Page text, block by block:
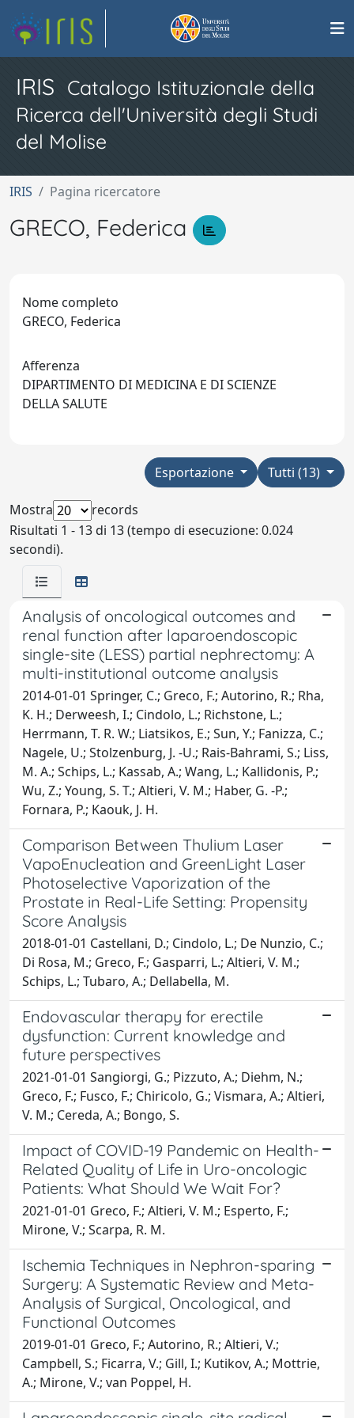
IRIS Catalogo Istituzionale della
Ricerca dell'Università degli Studi
del Molise
IRIS Pagina ricercatore
GRECO, Federica
Nome completo
GRECO, Federica
Afferenza
DIPARTIMENTO DI MEDICINA E DI SCIENZE
DELLA SALUTE
Tutti (13)
Esportazione
Mostra
records
Risultati 1 - 13 di 13 (tempo di esecuzione: 0.024
secondi).
Analysis of oncological outcomes and
renal function after laparoendoscopic
single-site (LESS) partial nephrectomy: A
multi-institutional outcome analysis
2014-01-01 Springer, C.; Greco, F.; Autorino, R.; Rha,
K. H.; Derweesh, I.; Cindolo, L.; Richstone, L.;
Herrmann, T. R. W.; Liatsikos, E.; Sun, Y.; Fanizza, C.;
Nagele, U.; Stolzenburg, J. -U.; Rais-Bahrami, S.; Liss,
M. A.; Schips, L.; Kassab, A.; Wang, L.; Kallidonis, P.;
Wu, Z.; Young, S. T.; Altieri, V. M.; Haber, G. -P.;
Fornara, P.; Kaouk, J. H.
Comparison Between Thulium Laser
VapoEnucleation and GreenLight Laser
Photoselective Vaporization of the
Prostate in Real-Life Setting: Propensity
Score Analysis
2018-01-01 Castellani, D.; Cindolo, L.; De Nunzio, C.;
Di Rosa, M.; Greco, F.; Gasparri, L.; Altieri, V. M.;
Schips, L.; Tubaro, A.; Dellabella, M.
Endovascular therapy for erectile
dysfunction: Current knowledge and
future perspectives
2021-01-01 Sangiorgi, G.; Pizzuto, A.; Diehm, N.;
Greco, F.; Fusco, F.; Chiricolo, G.; Vismara, A.; Altieri,
V. M.; Cereda, A.; Bongo, S.
Impact of COVID-19 Pandemic on Health-
Related Quality of Life in Uro-oncologic
Patients: What Should We Wait For?
2021-01-01 Greco, F.; Altieri, V. M.; Esperto, F.;
Mirone, V.; Scarpa, R. M.
Ischemia Techniques in Nephron-sparing
Surgery: A Systematic Review and Meta-
Analysis of Surgical, Oncological, and
Functional Outcomes
2019-01-01 Greco, F.; Autorino, R.; Altieri, V.;
Campbell, S.; Ficarra, V.; Gill, I.; Kutikov, A.; Mottrie,
A.; Mirone, V.; van Poppel, H.